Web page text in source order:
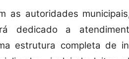
as autoridades
dedicado a
estrutura completa de